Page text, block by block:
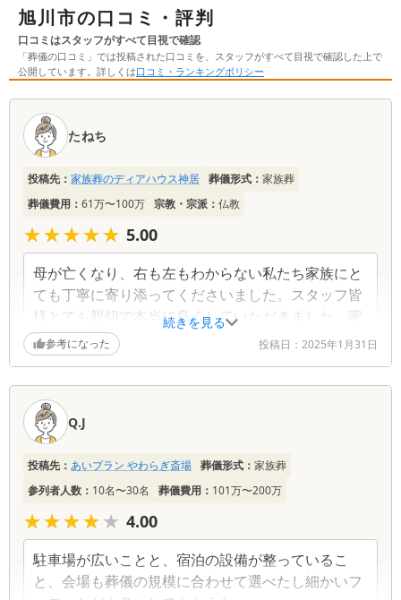
旭川市の口コミ・評判
口コミはスタッフがすべて目視で確認
「葬儀の口コミ」では投稿された口コミを、スタッフがすべて目視で確認した上で
公開しています。詳しくは口コミ・ランキングポリシー
続きを見る
たねち
投稿先： 家族葬のディアハウス神居 葬儀形式： 家族葬
葬儀費用： 61万〜100万 宗教・宗派： 仏教
★★★★★
★★★★★ 5.00
母が亡くなり、右も左もわからない私たち家族にと
ても丁寧に寄り添ってくださいました。スタッフ皆
様とても親切で本当に良くしていただきました。家
族全員とても感謝しています。こちらに依頼して心
から良かったと思っています。
参考になった 投稿日： 2025年1月31日
Q.J
投稿先： あいプラン やわらぎ斎場 葬儀形式： 家族葬
参列者人数： 10名〜30名 葬儀費用： 101万〜200万
★★★★★
★★★★★ 4.00
駐車場が広いことと、宿泊の設備が整っているこ
と、会場も葬儀の規模に合わせて選べたし細かいフ